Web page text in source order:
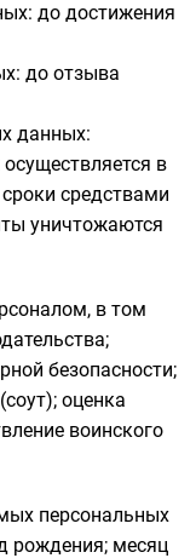
до достижения
до отзыва
данных:
в
средствами
уничтожаются
в том
безопасности;
оценка
воинского
персональных
рождения; месяц